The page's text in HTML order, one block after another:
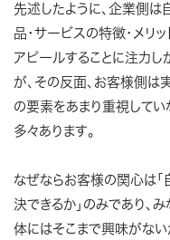
先述したように、企業側は
品・サービスの特徴・メリッ
アピールすることに注力し
が、その反面、お客様側は
の要素をあまり重視してい
多々あります。
なぜならお客様の関心は
決できるか」のみであり、
体にはそこまで興味がない